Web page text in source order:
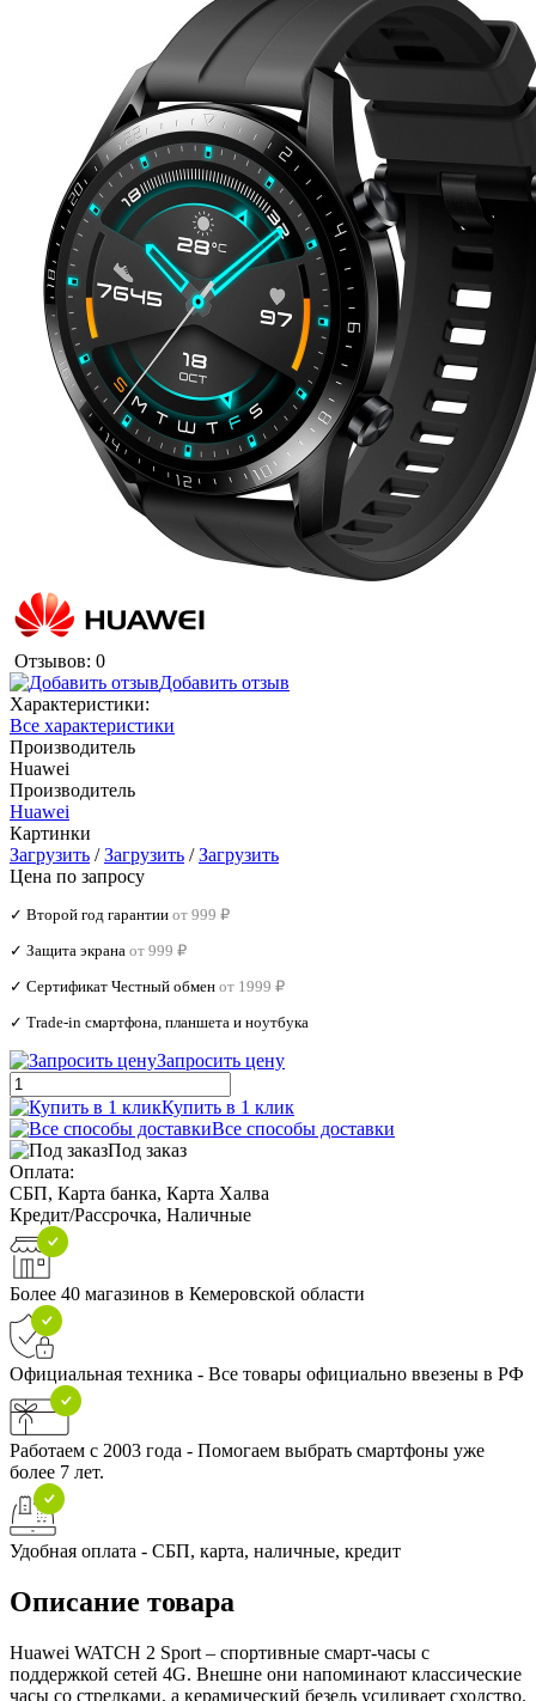
Отзывов: 0
Добавить отзыв
Характеристики:
Все характеристики
Производитель
Huawei
Производитель
Huawei
Картинки
Загрузить /Загрузить /Загрузить
Цена по запросу
✓ Второй год гарантии от 999 ₽
✓ Защита экрана от 999 ₽
✓ Сертификат Честный обмен от 1999 ₽
✓ Trade‑in смартфона, планшета и ноутбука
Запросить цену
Купить в 1 клик
Все способы доставки
Под заказ
Оплата:
СБП, Карта банка, Карта Халва
Кредит/Рассрочка, Наличные
Более 40 магазинов в Кемеровской области
Официальная техника - Все товары официально ввезены в РФ
Работаем с 2003 года - Помогаем выбрать смартфоны уже
более 7 лет.
Удобная оплата - СБП, карта, наличные, кредит
Описание товара
Huawei WATCH 2 Sport – спортивные смарт-часы с
поддержкой сетей 4G. Внешне они напоминают классические
часы со стрелками, а керамический безель усиливает сходство.